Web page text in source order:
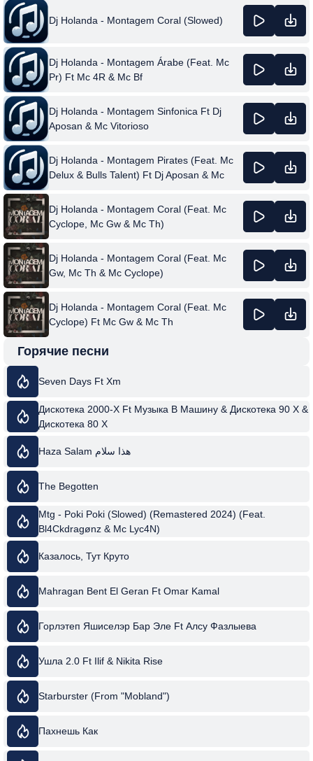
Dj Holanda - Montagem Coral (Slowed)
Dj Holanda - Montagem Árabe (Feat. Mc
Pr) Ft Mc 4R & Mc Bf
Dj Holanda - Montagem Sinfonica Ft Dj
Aposan & Mc Vitorioso
Dj Holanda - Montagem Pirates (Feat. Mc
Delux & Bulls Talent) Ft Dj Aposan & Mc
Dj Holanda - Montagem Coral (Feat. Mc
Cyclope, Mc Gw & Mc Th)
Dj Holanda - Montagem Coral (Feat. Mc
Gw, Mc Th & Mc Cyclope)
Dj Holanda - Montagem Coral (Feat. Mc
Cyclope) Ft Mc Gw & Mc Th
Горячие песни
Seven Days Ft Xm
Дискотека 2000-Х Ft Музыка В Машину & Дискотека 90 Х &
Дискотека 80 Х
Haza Salam هذا سلام
The Begotten
Mtg - Poki Poki (Slowed) (Remastered 2024) (Feat.
Bl4Ckdragønz & Mc Lyc4N)
Казалось, Тут Круто
Mahragan Bent El Geran Ft Omar Kamal
Горлэтеп Яшиселэр Бар Эле Ft Алсу Фазлыева
Ушла 2.0 Ft Ilif & Nikita Rise
Starburster (From "Mobland")
Пахнешь Как